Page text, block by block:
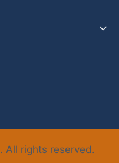
. All rights reserved.